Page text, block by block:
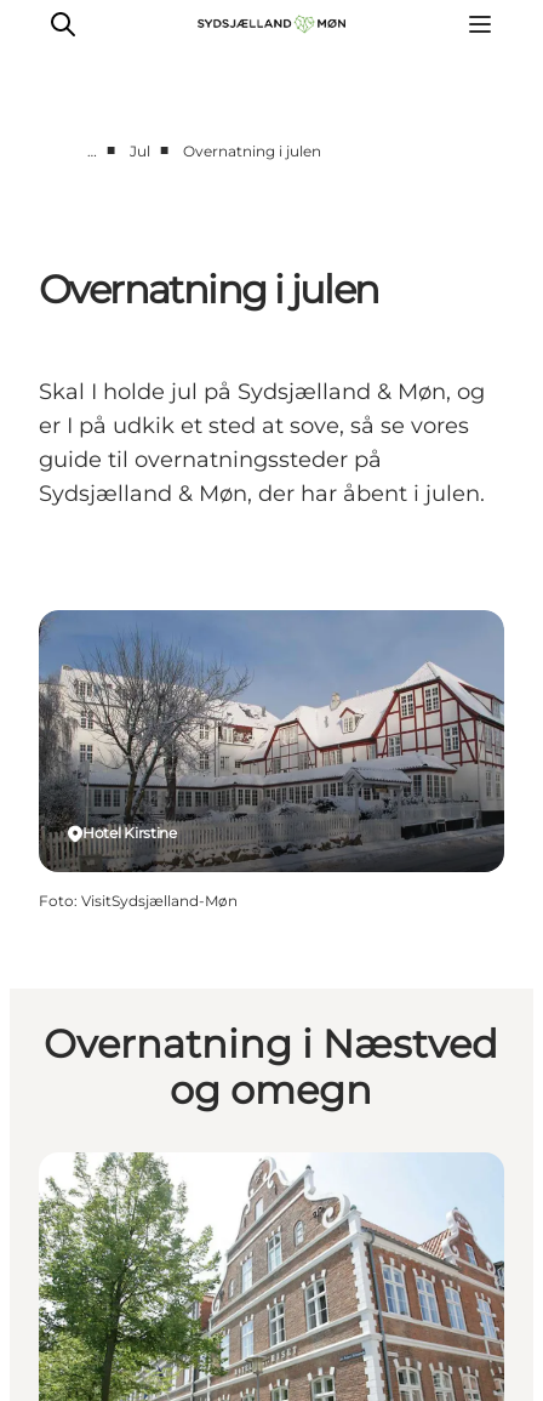
Events
Spis
Planlæg din tur
… ■ Jul ■ Overnatning i julen
Overnatning i julen
Skal I holde jul på Sydsjælland & Møn, og
er I på udkik et sted at sove, så se vores
guide til overnatningssteder på
Sydsjælland & Møn, der har åbent i julen.
Hotel Kirstine
Foto: VisitSydsjælland-Møn
Overnatning i Næstved
og omegn